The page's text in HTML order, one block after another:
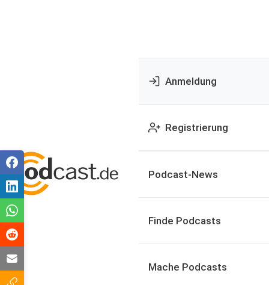
Anmeldung
Registrierung
Podcast-News
Finde Podcasts
Mache Podcasts